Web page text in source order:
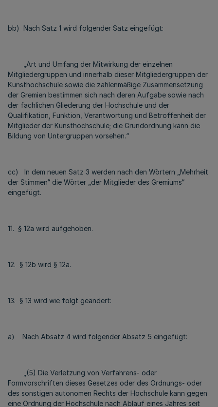
bb) Nach Satz 1 wird folgender Satz eingefügt:
„Art und Umfang der Mitwirkung der einzelnen
Mitgliedergruppen und innerhalb dieser Mitgliedergruppen der
Kunsthochschule sowie die zahlenmäßige Zusammensetzung
der Gremien bestimmen sich nach deren Aufgabe sowie nach
der fachlichen Gliederung der Hochschule und der
Qualifikation, Funktion, Verantwortung und Betroffenheit der
Mitglieder der Kunsthochschule; die Grundordnung kann die
Bildung von Untergruppen vorsehen.“
cc) In dem neuen Satz 3 werden nach den Wörtern „Mehrheit
der Stimmen“ die Wörter „der Mitglieder des Gremiums“
eingefügt.
11. § 12a wird aufgehoben.
12. § 12b wird § 12a.
13. § 13 wird wie folgt geändert:
a) Nach Absatz 4 wird folgender Absatz 5 eingefügt:
„(5) Die Verletzung von Verfahrens- oder
Formvorschriften dieses Gesetzes oder des Ordnungs- oder
des sonstigen autonomen Rechts der Hochschule kann gegen
eine Ordnung der Hochschule nach Ablauf eines Jahres seit